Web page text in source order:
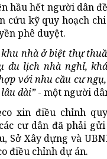
hầu hết người dân
cứu kỹ quy hoạch
phê duyệt.
nhà ở biệt thự
du lịch nhà nghỉ,
với nhu cầu cư
dài”- một người
xin điều chỉnh
cư dân đã phải
Sở Xây dựng và
điều chỉnh dự án.